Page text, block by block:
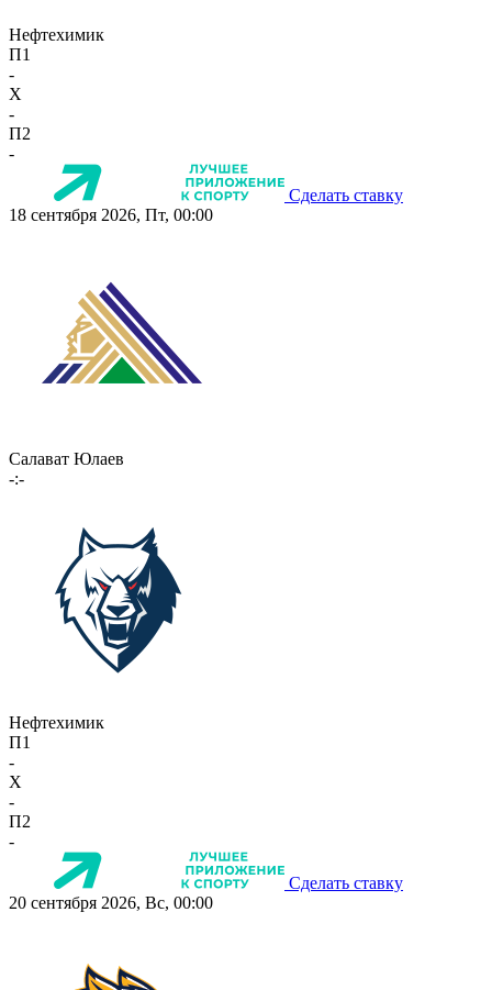
Нефтехимик
П1
-
X
-
П2
-
Сделать ставку
18 сентября 2026, Пт, 00:00
Салават Юлаев
-:-
Нефтехимик
П1
-
X
-
П2
-
Сделать ставку
20 сентября 2026, Вс, 00:00